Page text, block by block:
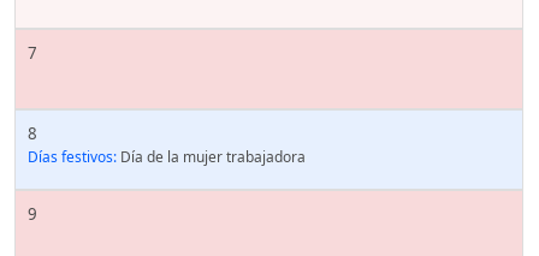
7
8
Días festivos: Día de la mujer trabajadora
9